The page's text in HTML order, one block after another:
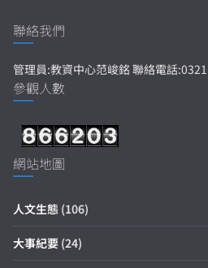
聯絡我們
管理員:教資中心范峻銘 聯絡電話
參觀人數
網站地圖
人文生態 (106)
大事紀要 (24)